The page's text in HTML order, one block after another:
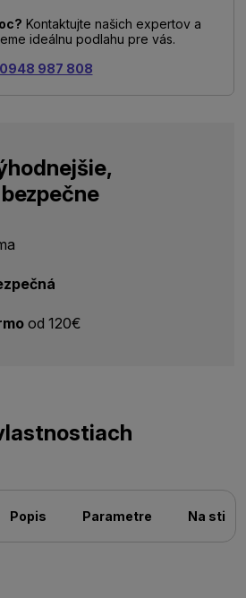
Kontaktujte našich expertov a
ideálnu podlahu pre vás.
0948 987 808
od 120€
Popis Parametre Na